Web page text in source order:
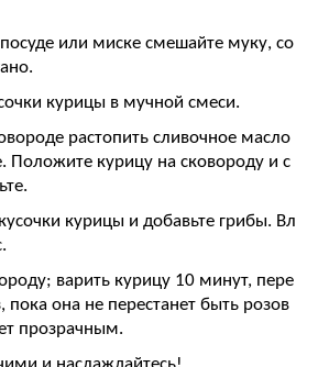
или миске смешайте муку, со
курицы в мучной смеси.
растопить сливочное масло
Положите курицу на сковороду и с
курицы и добавьте грибы. Вл
варить курицу 10 минут, пере
пока она не перестанет быть розов
прозрачным.